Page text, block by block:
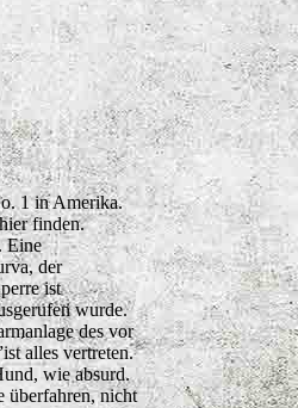
1 in Amerika.
finden.
Eine
der
ist
wurde.
des vor
alles vertreten.
wie absurd.
überfahren, nicht